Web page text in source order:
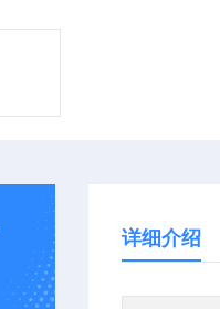
详细介绍